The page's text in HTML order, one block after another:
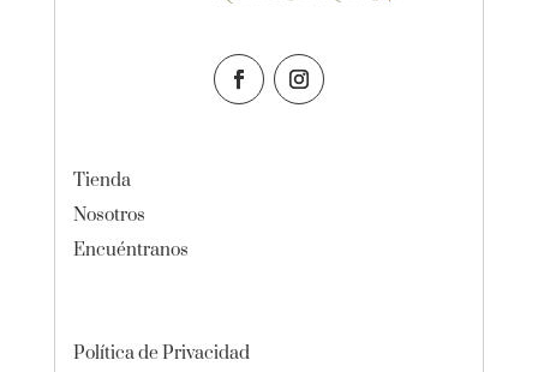
Tienda
Nosotros
Encuéntranos
Política de Privacidad